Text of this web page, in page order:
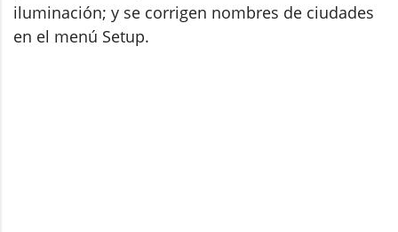
iluminación; y se corrigen nombres de ciudades
en el menú Setup.